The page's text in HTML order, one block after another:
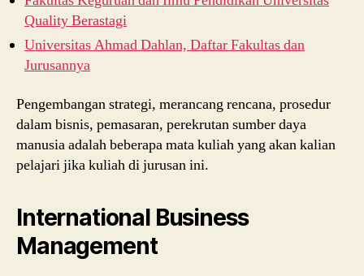
Quality Berastagi
Universitas Ahmad Dahlan, Daftar Fakultas dan
Jurusannya
Pengembangan strategi, merancang rencana, prosedur
dalam bisnis, pemasaran, perekrutan sumber daya
manusia adalah beberapa mata kuliah yang akan kalian
pelajari jika kuliah di jurusan ini.
International Business
Management